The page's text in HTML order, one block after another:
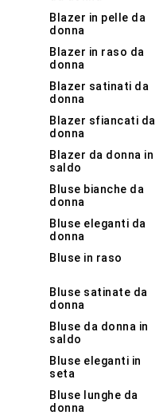
Blazer in pelle da
donna
Blazer in raso da
donna
Blazer satinati da
donna
Blazer sfiancati da
donna
Blazer da donna in
saldo
Bluse bianche da
donna
Bluse eleganti da
donna
Bluse in raso
Bluse satinate da
donna
Bluse da donna in
saldo
Bluse eleganti in
seta
Bluse lunghe da
donna